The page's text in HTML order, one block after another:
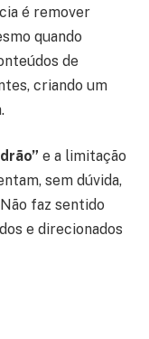
é remover
quando
de
criando um
e a limitação
sem dúvida,
faz sentido
e direcionados